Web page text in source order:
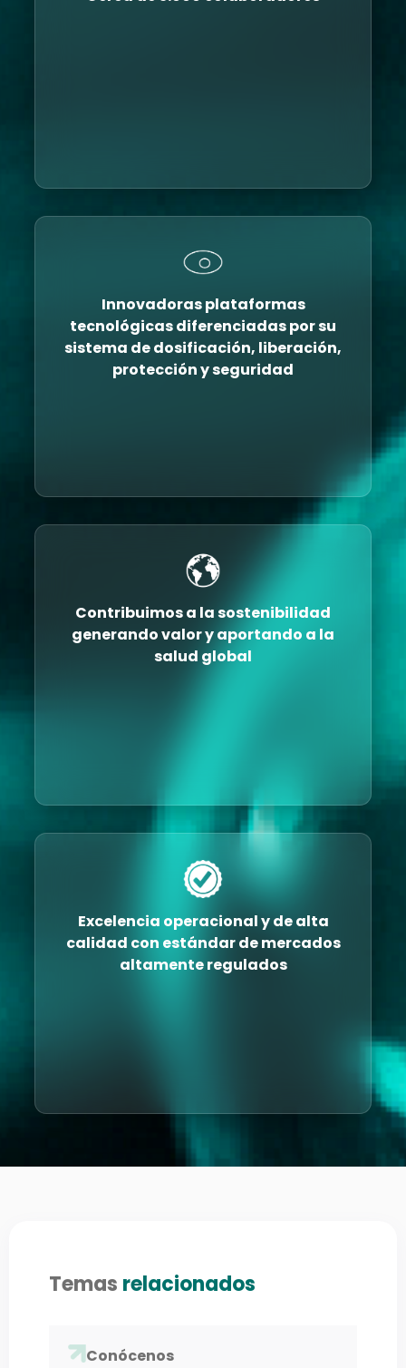
Innovadoras plataformas
tecnológicas diferenciadas por su
sistema de dosificación, liberación,
protección y seguridad
Contribuimos a la sostenibilidad
generando valor y aportando a la
salud global
Excelencia operacional y de alta
calidad con estándar de mercados
altamente regulados
Temas relacionados
Conócenos